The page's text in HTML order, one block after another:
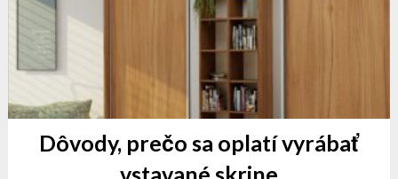
Dôvody, prečo sa oplatí vyrábať
vstavané skrine